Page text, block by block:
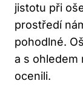
jistotu při
prostředí
pohodlné.
a s ohledem
ocenili.